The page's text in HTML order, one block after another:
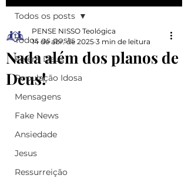
Todos os posts
Fé em Deus
População Idosa
Mensagens
Fake News
Ansiedade
Jesus
Ressurreição
Todos os posts
Nada além dos planos de
Deus!
PENSE NISSO Teológica
14 de abr. de 2025 3 min de leitura